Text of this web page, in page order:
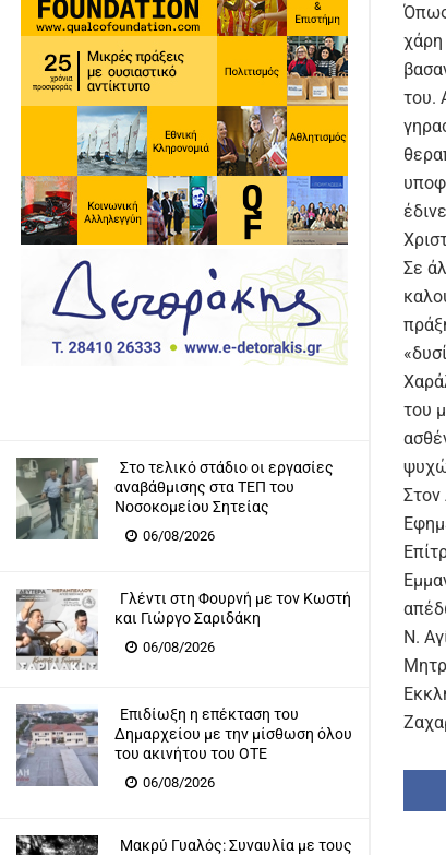
Στο τελικό στάδιο οι εργασίες
αναβάθμισης στα ΤΕΠ του
Νοσοκομείου Σητείας
06/08/2026
Γλέντι στη Φουρνή με τον Κωστή
και Γιώργο Σαριδάκη
06/08/2026
Επιδίωξη η επέκταση του
Δημαρχείου με την μίσθωση όλου
του ακινήτου του ΟΤΕ
06/08/2026
Μακρύ Γυαλός: Συναυλία με τους
Όπως
χάρη
του.
Σε
του
Στον
Ν.